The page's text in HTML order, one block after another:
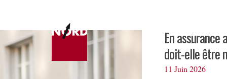
En
doit-elle être
11 Juin 2026